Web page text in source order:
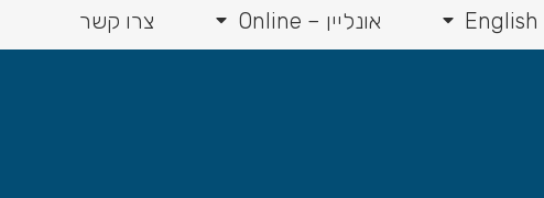
English אונליין – Online צרו קשר